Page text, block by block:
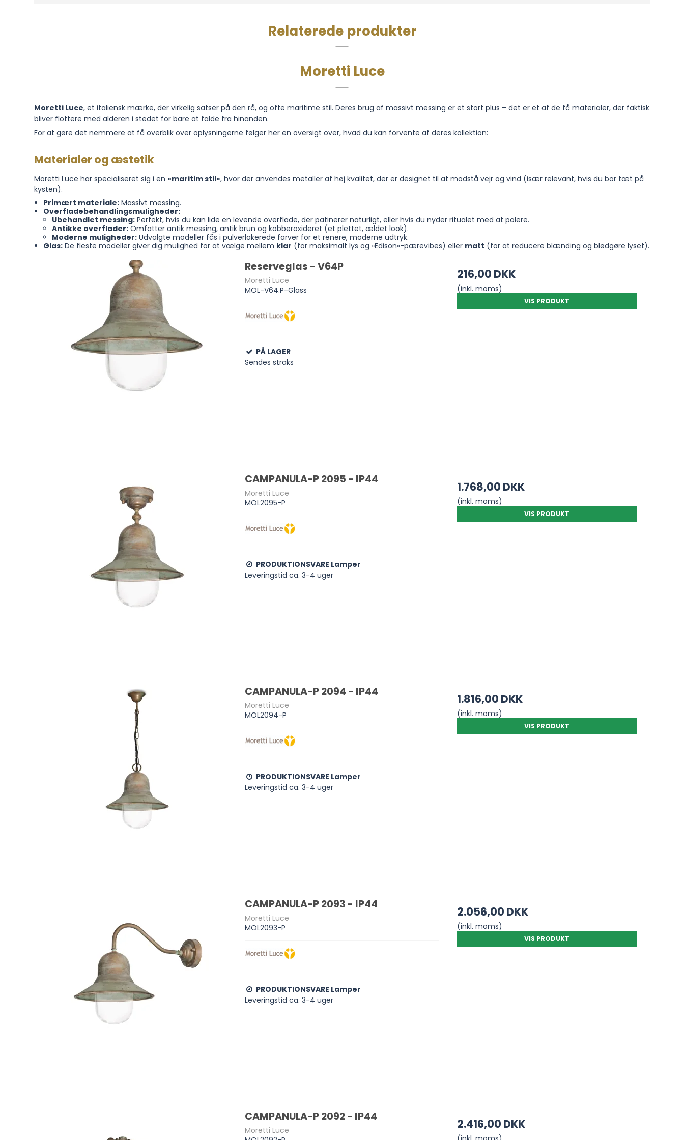
Relaterede produkter
Moretti Luce
Moretti Luce, et italiensk mærke, der virkelig satser på den rå, og ofte maritime stil. Deres brug af massivt messing er et stort plus – det er et af de få materialer, der faktisk
bliver flottere med alderen i stedet for bare at falde fra hinanden.
For at gøre det nemmere at få overblik over oplysningerne følger her en oversigt over, hvad du kan forvente af deres kollektion:
Materialer og æstetik
Moretti Luce har specialiseret sig i en »maritim stil«, hvor der anvendes metaller af høj kvalitet, der er designet til at modstå vejr og vind (især relevant, hvis du bor tæt på
kysten).
Primært materiale:Massivt messing.
Overfladebehandlingsmuligheder:
Ubehandlet messing: Perfekt, hvis du kan lide en levende overflade, der patinerer naturligt, eller hvis du nyder ritualet med at polere.
Antikke overflader: Omfatter antik messing, antik brun og kobberoxideret (et plettet, ældet look).
Moderne muligheder: Udvalgte modeller fås i pulverlakerede farver for et renere, moderne udtryk.
Glas:De fleste modeller giver dig mulighed for at vælge mellem klar (for maksimalt lys og »Edison«-pærevibes) eller matt (for at reducere blænding og blødgøre lyset).
Reserveglas - V64P
Moretti Luce
MOL-V64.P-Glass
PÅ LAGER
Sendes straks
216,00 DKK
(inkl. moms)
VIS PRODUKT
CAMPANULA-P 2095 - IP44
Moretti Luce
MOL2095-P
PRODUKTIONSVARE Lamper
Leveringstid ca. 3-4 uger
1.768,00 DKK
(inkl. moms)
VIS PRODUKT
CAMPANULA-P 2094 - IP44
Moretti Luce
MOL2094-P
PRODUKTIONSVARE Lamper
Leveringstid ca. 3-4 uger
1.816,00 DKK
(inkl. moms)
VIS PRODUKT
CAMPANULA-P 2093 - IP44
Moretti Luce
MOL2093-P
PRODUKTIONSVARE Lamper
Leveringstid ca. 3-4 uger
2.056,00 DKK
(inkl. moms)
VIS PRODUKT
CAMPANULA-P 2092 - IP44
Moretti Luce
2.416,00 DKK